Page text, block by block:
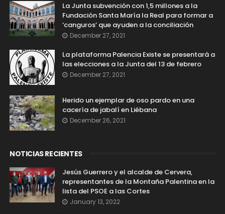
La Junta subvención con 1,5 millones a la
Fundación Santa María la Real para formar a
‘canguros’ que ayuden a la conciliación
December 27, 2021
La plataforma Palencia Existe se presentará a
las elecciones a la Junta del 13 de febrero
December 27, 2021
Herido un ejemplar de oso pardo en una
cacería de jabalí en Liébana
December 26, 2021
NOTICIAS RECIENTES
Jesús Guerrero y el alcalde de Cervera,
representantes de la Montaña Palentina en la
lista del PSOE a las Cortes
January 13, 2022